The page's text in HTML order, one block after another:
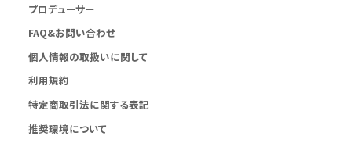
プロデューサー
FAQ&お問い合わせ
個人情報の取扱いに関して
利用規約
特定商取引法に関する表記
推奨環境について